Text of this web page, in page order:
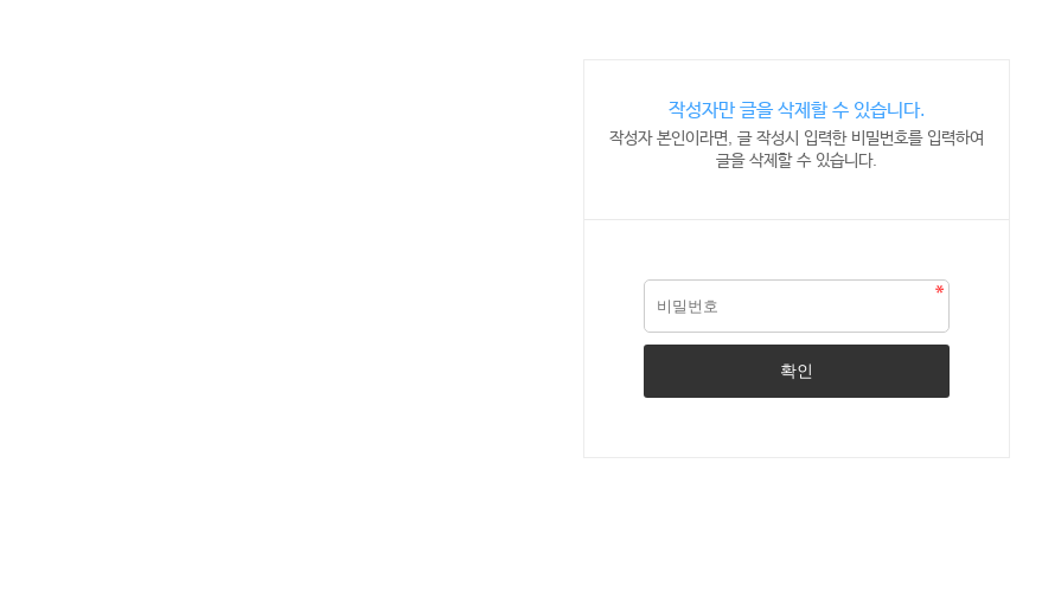
작성자만 글을 삭제할 수 있습니다.
작성자 본인이라면, 글 작성시 입력한 비밀번호를 입력하여
글을 삭제할 수 있습니다.